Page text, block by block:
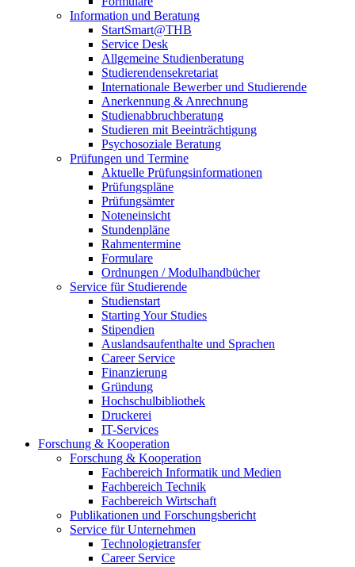
Information und Beratung
StartSmart@THB
Service Desk
Allgemeine Studienberatung
Studierendensekretariat
Internationale Bewerber und Studierende
Anerkennung & Anrechnung
Studienabbruchberatung
Studieren mit Beeinträchtigung
Psychosoziale Beratung
Prüfungen und Termine
Aktuelle Prüfungsinformationen
Prüfungspläne
Prüfungsämter
Noteneinsicht
Stundenpläne
Rahmentermine
Formulare
Ordnungen / Modulhandbücher
Service für Studierende
Studienstart
Starting Your Studies
Stipendien
Auslandsaufenthalte und Sprachen
Career Service
Finanzierung
Gründung
Hochschulbibliothek
Druckerei
IT-Services
Forschung & Kooperation
Forschung & Kooperation
Fachbereich Informatik und Medien
Fachbereich Technik
Fachbereich Wirtschaft
Publikationen und Forschungsbericht
Service für Unternehmen
Technologietransfer
Career Service